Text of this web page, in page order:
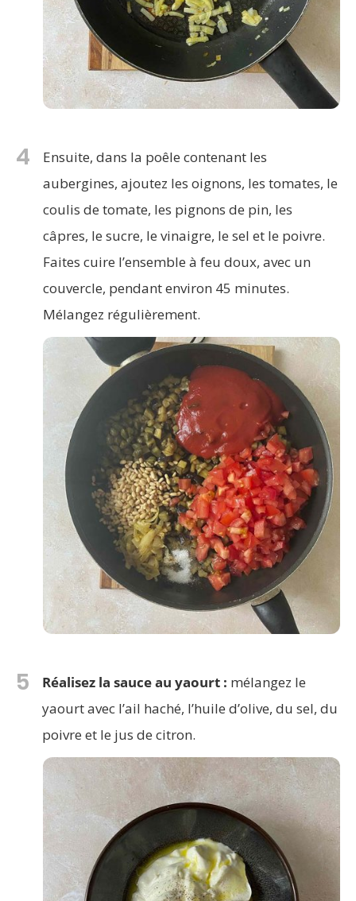
4
Ensuite, dans la poêle contenant les
aubergines, ajoutez les oignons, les tomates, le
coulis de tomate, les pignons de pin, les
câpres, le sucre, le vinaigre, le sel et le poivre.
Faites cuire l’ensemble à feu doux, avec un
couvercle, pendant environ 45 minutes.
Mélangez régulièrement.
5 Réalisez la sauce au yaourt : mélangez le
yaourt avec l’ail haché, l’huile d’olive, du sel, du
poivre et le jus de citron.